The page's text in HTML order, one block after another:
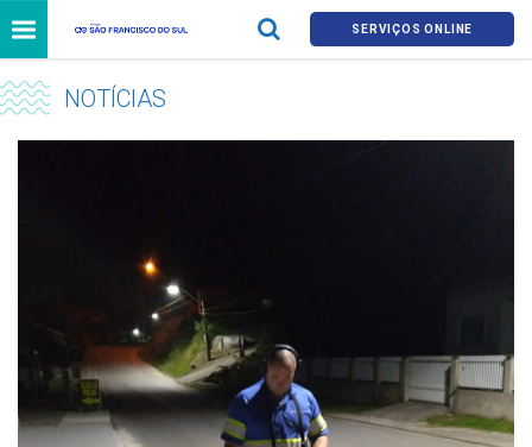
SERVIÇOS ONLINE
NOTÍCIAS